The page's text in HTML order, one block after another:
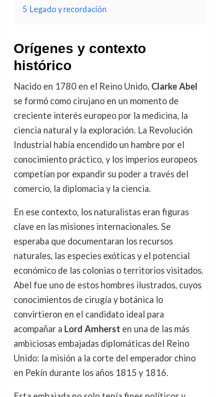
5 Legado y recordación
Orígenes y contexto
histórico
Nacido en 1780 en el Reino Unido, Clarke Abel
se formó como cirujano en un momento de
creciente interés europeo por la medicina, la
ciencia natural y la exploración. La Revolución
Industrial había encendido un hambre por el
conocimiento práctico, y los imperios europeos
competían por expandir su poder a través del
comercio, la diplomacia y la ciencia.
En ese contexto, los naturalistas eran figuras
clave en las misiones internacionales. Se
esperaba que documentaran los recursos
naturales, las especies exóticas y el potencial
económico de las colonias o territorios visitados.
Abel fue uno de estos hombres ilustrados, cuyos
conocimientos de cirugía y botánica lo
convirtieron en el candidato ideal para
acompañar a Lord Amherst en una de las más
ambiciosas embajadas diplomáticas del Reino
Unido: la misión a la corte del emperador chino
en Pekín durante los años 1815 y 1816.